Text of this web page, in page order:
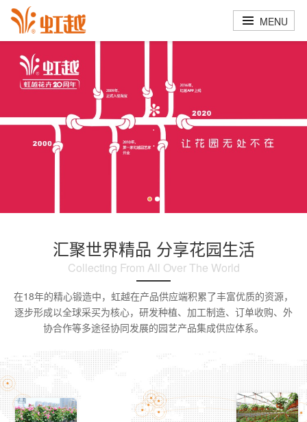
MENU
·
·
汇聚世界精品 分享花园生活
Collecting From All Over The World
在18年的精心锻造中，虹越在产品供应端积累了丰富优质的资源，
逐步形成以全球采买为核心，研发种植、加工制造、订单收购、外
协合作等多途径协同发展的园艺产品集成供应体系。